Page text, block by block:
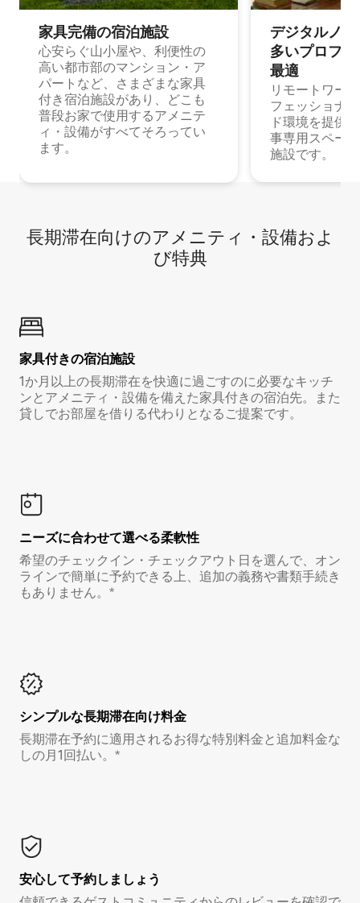
家具完備の宿⁠泊⁠施⁠設
心安らぐ山小屋や、利便性の
高い都市部のマンション・ア
パートなど、さまざまな家具
付き宿泊施設があり、どこも
普段お家で使用するアメニテ
ィ・設備がすべてそろってい
ます。
デジタルノ
多⁠いプ⁠ロ⁠フ⁠
最⁠適
リモートワー
フェッショナ
ド環境を提供
事専用スペー
施設です。
長期滞在向け⁠のア⁠メ⁠ニ⁠テ⁠ィ⁠・設⁠備⁠およ
び特⁠典
家具付き⁠の宿⁠泊⁠施⁠設
1か月以上の長期滞在を快適に過ごすのに必要なキッチ
ンとアメニティ・設備を備えた家具付きの宿泊先。また
貸しでお部屋を借りる代わりとなるご提案です。
ニーズに合わせて選べる柔軟性
希望のチェックイン・チェックアウト日を選んで、オン
ラインで簡単に予約できる上、追加の義務や書類手続き
もありません。*
シンプルな長期滞在向け料金
長期滞在予約に適用されるお得な特別料金と追加料金な
しの月1回払い。*
安心して予約しましょう